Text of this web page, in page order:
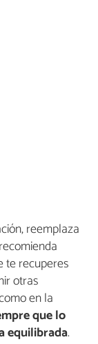
reemplaza
te recuperes
otras
en la
que lo
equilibrada.